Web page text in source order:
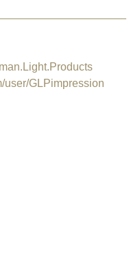
user/GLPimpression